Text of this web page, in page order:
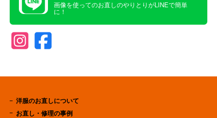
画像を使ってのお直しのやりとりがLINEで簡単
に！
洋服のお直しについて
お直し・修理の事例